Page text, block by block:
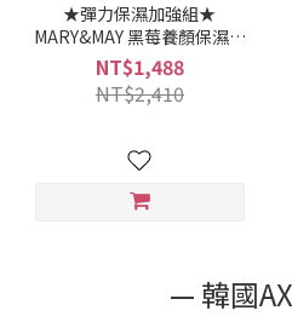
★彈力保濕加強組★
MARY&MAY 黑莓養顏保濕水
乳精華 140ml 1000ppm艾
地苯+20%黑莓精華
30ml+艾地苯黑莓神經醯胺
NT$1,488
NT$2,410
— 韓國